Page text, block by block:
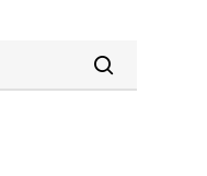
Especial Estiu
Monty Peiró